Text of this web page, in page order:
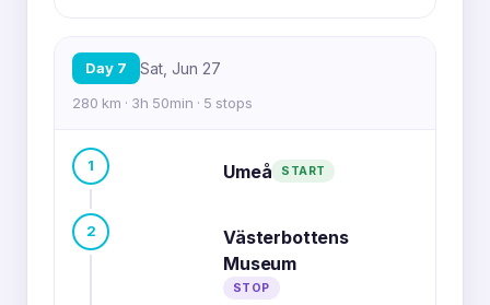
Day 7 Sat, Jun 27
280 km · 3h 50min · 5 stops
1 Umeå START
2
Västerbottens
Museum
STOP